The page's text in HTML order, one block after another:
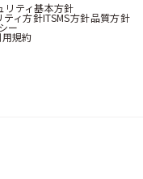
リティ基本方針
ティ方針ITSMS方針品質方針
ー
規約